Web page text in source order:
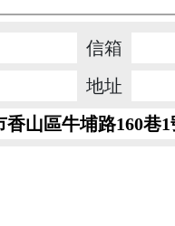
信箱
地址